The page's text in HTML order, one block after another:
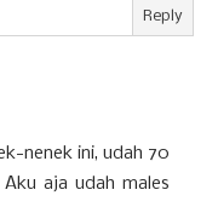
Reply
nenek ini, udah 70
aja udah males